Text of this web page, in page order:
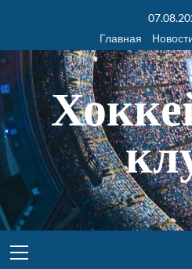
Главная